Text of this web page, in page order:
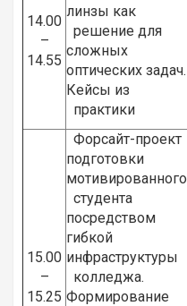
14.00
–
14.55
линзы как
решение для
сложных
оптических задач.
Кейсы из
практики
15.00
–
15.25
Форсайт-проект
подготовки
мотивированного
студента
посредством
гибкой
инфраструктуры
колледжа.
Формирование